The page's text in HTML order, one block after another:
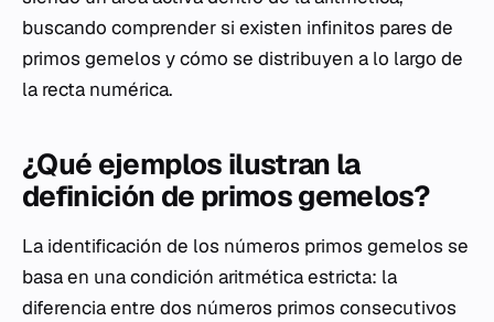
buscando comprender si existen infinitos pares de
primos gemelos y cómo se distribuyen a lo largo de
la recta numérica.
¿Qué ejemplos ilustran la
definición de primos gemelos?
La identificación de los números primos gemelos se
basa en una condición aritmética estricta: la
diferencia entre dos números primos consecutivos